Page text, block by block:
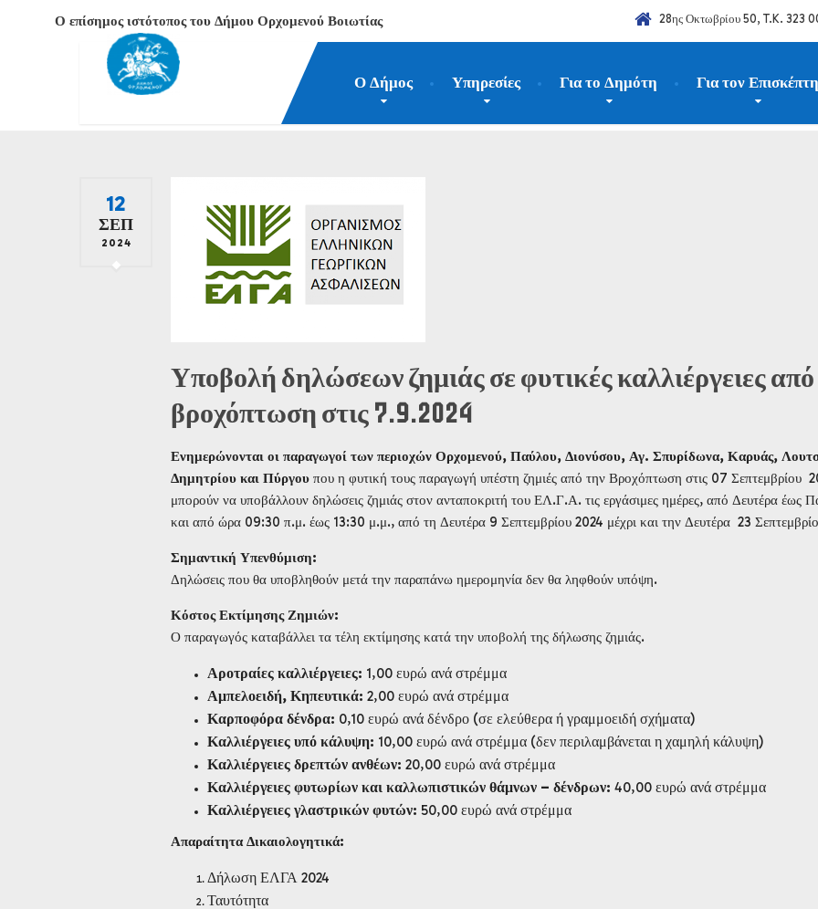
Ο επίσημος ιστότοπος του Δήμου Ορχομενού Βοιωτίας 28ης Οκτωβρίου 50, T.K. 323
Ο Δήμος Υπηρεσίες Για το Δημότη Για τον Επισκέπτη
Νέα-Επικαιρότητα Σεπτέμβριος
12
ΣΕΠ
2024
Υποβολή δηλώσεων ζημιάς σε φυτικές καλλιέργειες
βροχόπτωση στις 7.9.2024
Ενημερώνονται οι παραγωγοί των περιοχών Ορχομενού, Παύλου, Διονύσου, Αγ. Σπυρίδωνα, Καρυάς,
Δημητρίου και Πύργου που η φυτική τους παραγωγή υπέστη ζημιές από την Βροχόπτωση στις 07 Σεπτεμβρίου
μπορούν να υποβάλλουν δηλώσεις ζημιάς στον ανταποκριτή του ΕΛ.Γ.Α. τις εργάσιμες ημέρες, από Δευτέρα έως
και από ώρα 09:30 π.μ. έως 13:30 μ.μ., από τη Δευτέρα 9 Σεπτεμβρίου 2024 μέχρι και την Δευτέρα 23
Σημαντική Υπενθύμιση:
Δηλώσεις που θα υποβληθούν μετά την παραπάνω ημερομηνία δεν θα ληφθούν υπόψη.
Κόστος Εκτίμησης Ζημιών:
Ο παραγωγός καταβάλλει τα τέλη εκτίμησης κατά την υποβολή της δήλωσης ζημιάς.
Αροτραίες καλλιέργειες: 1,00 ευρώ ανά στρέμμα
Αμπελοειδή, Κηπευτικά: 2,00 ευρώ ανά στρέμμα
Καρποφόρα δένδρα: 0,10 ευρώ ανά δένδρο (σε ελεύθερα ή γραμμοειδή σχήματα)
Καλλιέργειες υπό κάλυψη: 10,00 ευρώ ανά στρέμμα (δεν περιλαμβάνεται η χαμηλή κάλυψη)
Καλλιέργειες δρεπτών ανθέων: 20,00 ευρώ ανά στρέμμα
Καλλιέργειες φυτωρίων και καλλωπιστικών θάμνων – δένδρων: 40,00 ευρώ ανά στρέμμα
Καλλιέργειες γλαστρικών φυτών: 50,00 ευρώ ανά στρέμμα
Απαραίτητα Δικαιολογητικά:
Δήλωση ΕΛΓΑ 2024
Ταυτότητα